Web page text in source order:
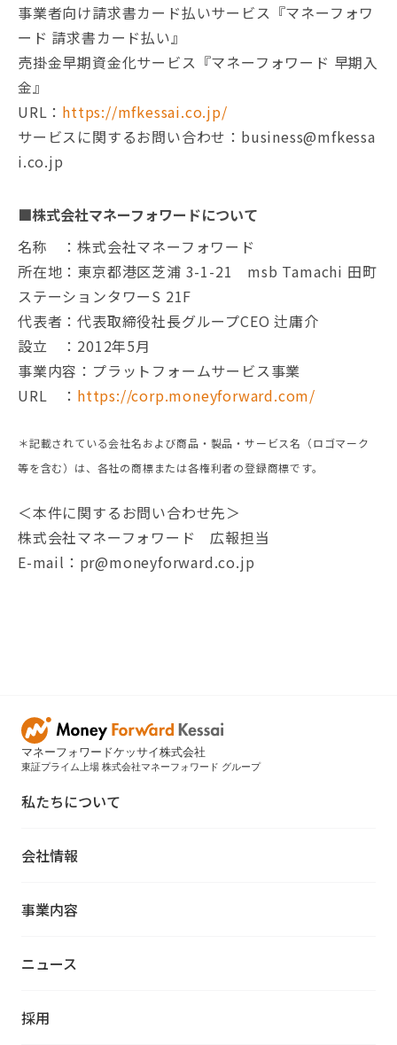
事業者向け請求書カード払いサービス『マネーフォワ
ード 請求書カード払い』
売掛金早期資金化サービス『マネーフォワード 早期入
金』
URL： https://mfkessai.co.jp/
サービスに関するお問い合わせ：business@mfkessa
i.co.jp
■株式会社マネーフォワードについて
名称 ：株式会社マネーフォワード
所在地：東京都港区芝浦 3-1-21 msb Tamachi 田町
ステーションタワーS 21F
代表者：代表取締役社長グループCEO 辻庸介
設立 ：2012年5月
事業内容：プラットフォームサービス事業
URL ： https://corp.moneyforward.com/
＊記載されている会社名および商品・製品・サービス名（ロゴマーク
等を含む）は、各社の商標または各権利者の登録商標です。
＜本件に関するお問い合わせ先＞
株式会社マネーフォワード 広報担当
E-mail：pr@moneyforward.co.jp
マネーフォワードケッサイ株式会社
東証プライム上場 株式会社マネーフォワード グループ
私たちについて
会社情報
事業内容
ニュース
採用